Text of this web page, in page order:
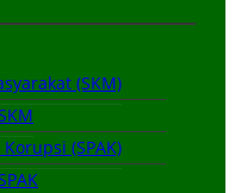
(SKM)
(SPAK)